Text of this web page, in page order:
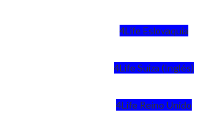
4Life Eslovaquia
4Life Suiza (Inglés)
4Life Reino Unido